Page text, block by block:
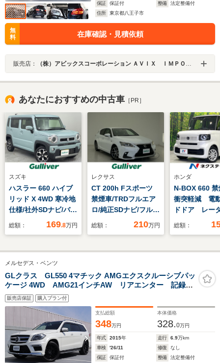
保証
保証付 整備
法定整備付
住所
東京都八王子市
無
料
在庫確認・見積依頼
販売店： （株）アビックスコーポレーション ＡＶＩＸ ＩＭＰＯＲＴ 八王子店
あなたにおすすめの中古車 ［PR］
スズキ
ハスラー 660 ハイブ
リッド X 4WD 寒冷地
仕様/社外SDナビ/バッ
クカメラ/レーンキー
ヒルアシストコントロ
ール/衝突被害軽減ブ
レーキ/グリップコン
トロール/前席シート
ヒーター/ステアリン
グスイッチ
総額： 169.8万円
レクサス
CT 200h Fスポーツ
禁煙車/TRDフルエア
ロ/純正SDナビ/フルセ
グTV/バックカメラ/ク
フォグランプ/前席シ
インETC/プッシュス
タート/スマートキー
総額： 210万円
ホンダ
N-BOX 660
衝突軽減 電
ドドア レー
ーズコント
ー オートラ
ステアリング
ションコント
総額：
メルセデス・ベンツ
GLクラス GL550 4マチック AMGエクスクルーシブパッ
ケージ 4WD AMG21インチAW リアエンター 記録簿
6枚 パノラマ パワーゲート ルーフレール ハーマン
カードン 前後ドラレコ シートベンチレーション
HDDナビ 地デジ 360°カメラ ETC
販売店保証 購入プラン付
支払総額
348万円
本体価格
328.0万円
年式 2015年 走行 6.9万km
車検
'26/11 修復
なし
保証
保証付 整備
法定整備付